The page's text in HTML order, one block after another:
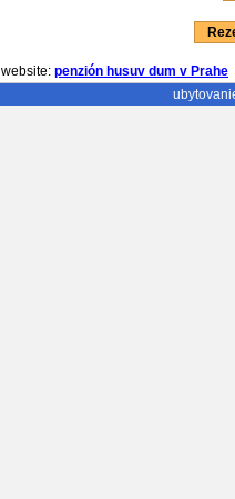
website: penzión husuv dum v Prahe